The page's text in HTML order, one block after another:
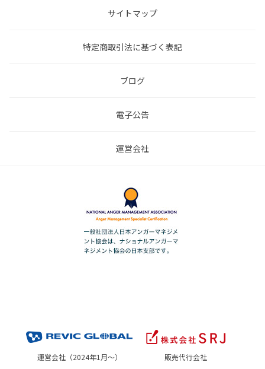
サイトマップ
特定商取引法に基づく表記
ブログ
電子公告
運営会社
運営会社（2024年1月～） 販売代行会社